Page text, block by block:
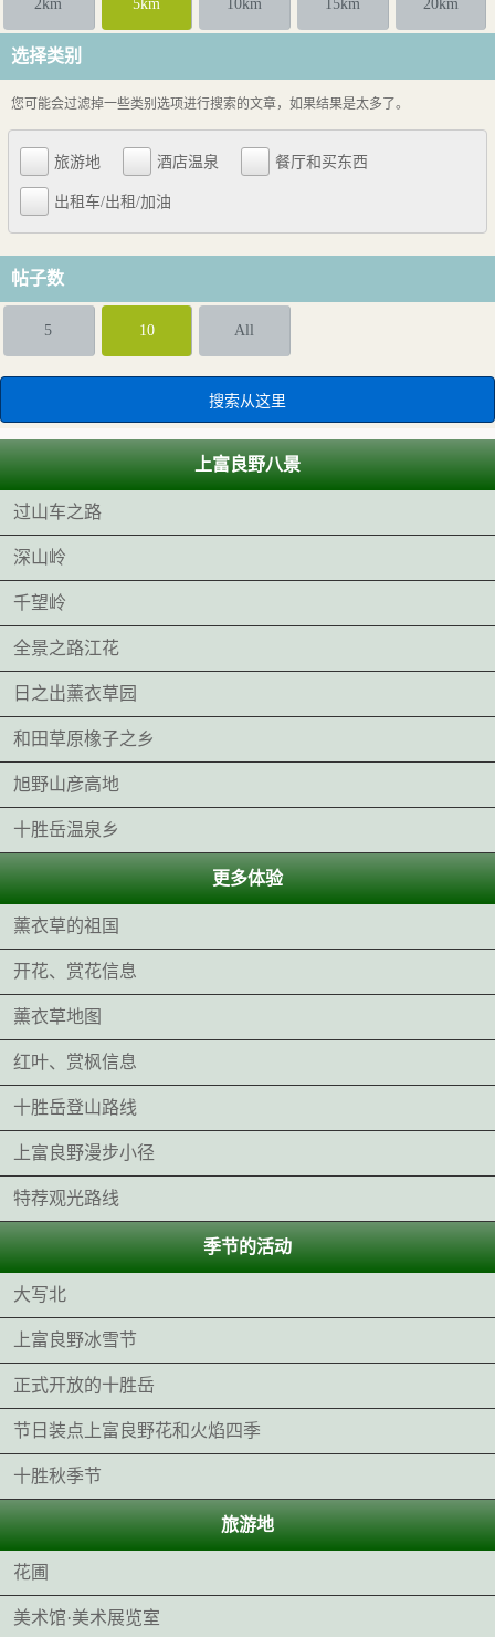
2km 5km 10km 15km 20km
选择类别
您可能会过滤掉一些类别选项进行搜索的文章，如果结果是太多了。
旅游地 酒店温泉 餐厅和买东西
出租车/出租/加油
帖子数
5 10 All
上富良野八景
过山车之路
深山岭
千望岭
全景之路江花
日之出薰衣草园
和田草原橡子之乡
旭野山彦高地
十胜岳温泉乡
更多体验
薰衣草的祖国
开花、赏花信息
薰衣草地图
红叶、赏枫信息
十胜岳登山路线
上富良野漫步小径
特荐观光路线
季节的活动
大写北
上富良野冰雪节
正式开放的十胜岳
节日装点上富良野花和火焰四季
十胜秋季节
旅游地
花圃
美术馆·美术展览室